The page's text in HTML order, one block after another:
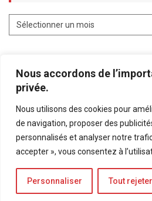
Nous accordons de
privée.
Nous utilisons des cookies pour
de navigation, proposer des
personnalisés et analyser notre
accepter », vous consentez à
Personnaliser Tout rejeter
Mentions légales Politique de
Bluesky
LinkedIn
Twitter
© Forces Operations Blog